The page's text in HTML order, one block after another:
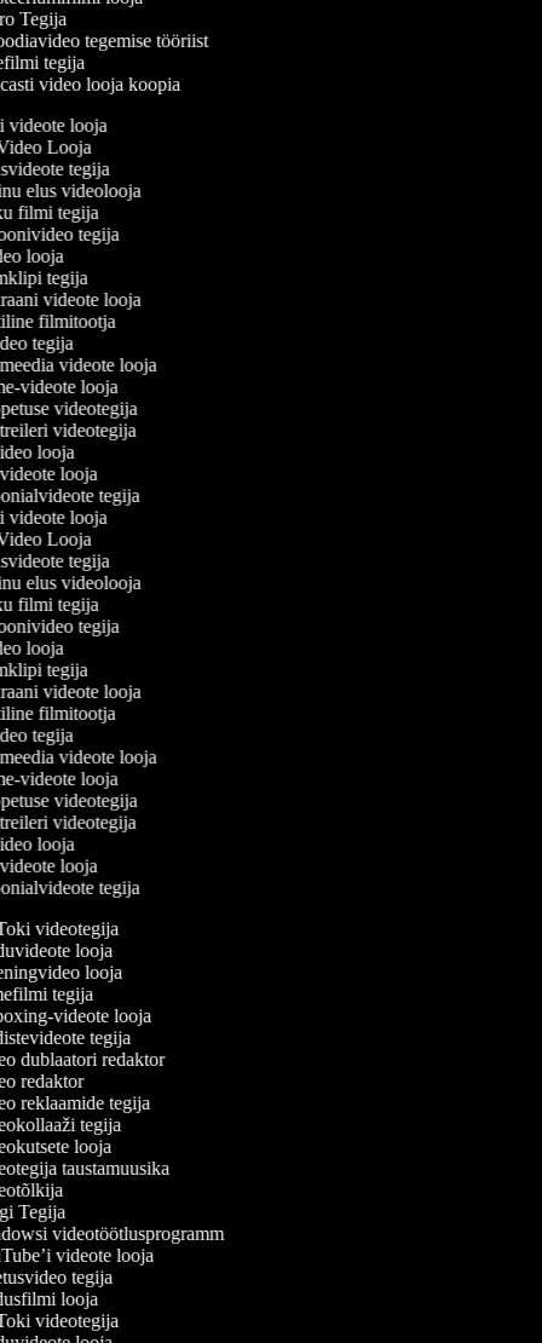
Tegija
tegemise tööriist
tegija
video looja koopia
videote looja
Looja
tegija
elus videolooja
filmi tegija
tegija
looja
tegija
videote looja
filmitootja
tegija
videote looja
videote looja
videotegija
treileri videotegija
looja
videote looja
tegija
videote looja
Looja
tegija
elus videolooja
filmi tegija
tegija
looja
tegija
videote looja
filmitootja
tegija
videote looja
videote looja
videotegija
treileri videotegija
looja
videote looja
tegija
videotegija
looja
looja
tegija
videote looja
tegija
dublaatori redaktor
redaktor
reklaamide tegija
tegija
looja
taustamuusika
Tegija
videotöötlusprogramm
videote looja
tegija
looja
videotegija